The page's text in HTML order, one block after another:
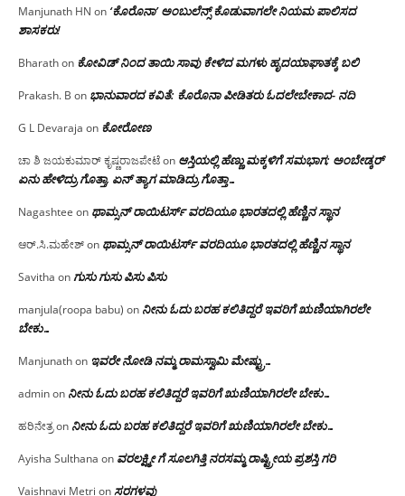
Manjunath HN on ‘ಕೊರೊನಾ’ ಅಂಬುಲೆನ್ಸ್ ಕೊಡುವಾಗಲೇ ನಿಯಮ ಪಾಲಿಸದ
ಶಾಸಕರು!
Bharathon ಕೋವಿಡ್ ನಿಂದ ತಾಯಿ ಸಾವು ಕೇಳಿದ ಮಗಳು ಹೃದಯಾಘಾತಕ್ಕೆ ಬಲಿ
Prakash. B on ಭಾನುವಾರದ ಕವಿತೆ: ಕೊರೊನಾ ಪೀಡಿತರು ಓದಲೇಬೇಕಾದ- ನದಿ
G L Devaraja on ಕೋರೋಣ
ಚಾ ಶಿ ಜಯಕುಮಾರ್ ಕೃಷ್ಣರಾಜಪೇಟೆon ಆಸ್ತಿಯಲ್ಲಿ ಹೆಣ್ಣು ಮಕ್ಕಳಿಗೆ ಸಮಭಾಗ; ಅಂಬೇಡ್ಕರ್
ಏನು ಹೇಳಿದ್ರು ಗೊತ್ತಾ, ಏನ್ ತ್ಯಾಗ ಮಾಡಿದ್ರು ಗೊತ್ತಾ…
Nagashtee on ಥಾಮ್ಸನ್ ರಾಯಿಟರ್ಸ್ ವರದಿಯೂ ಭಾರತದಲ್ಲಿ ಹೆಣ್ಣಿನ ಸ್ಥಾನ‌
ಆರ್.ಸಿ.ಮಹೇಶ್on ಥಾಮ್ಸನ್ ರಾಯಿಟರ್ಸ್ ವರದಿಯೂ ಭಾರತದಲ್ಲಿ ಹೆಣ್ಣಿನ ಸ್ಥಾನ‌
Savitha onಗುಸು ಗುಸು ಪಿಸು ಪಿಸು
manjula(roopa babu) on ನೀನು ಓದು ಬರಹ ಕಲಿತಿದ್ದರೆ ಇವರಿಗೆ ಋಣಿಯಾಗಿರಲೇ
ಬೇಕು…
Manjunathon ಇವರೇ‌ ನೋಡಿ‌ ನಮ್ಮ‌ ರಾಮಸ್ವಾಮಿ ಮೇಷ್ಟ್ರು…
adminon ನೀನು ಓದು ಬರಹ ಕಲಿತಿದ್ದರೆ ಇವರಿಗೆ ಋಣಿಯಾಗಿರಲೇ ಬೇಕು…
ಹರಿನೇತ್ರon ನೀನು ಓದು ಬರಹ ಕಲಿತಿದ್ದರೆ ಇವರಿಗೆ ಋಣಿಯಾಗಿರಲೇ ಬೇಕು…
Ayisha Sulthana on ವರಲಕ್ಷ್ಮೀ ಗೆ ಸೂಲಗಿತ್ತಿ ನರಸಮ್ಮ‌ ರಾಷ್ಟ್ರೀಯ ಪ್ರಶಸ್ತಿ ಗರಿ
Vaishnavi Metri onಸರಗಳವು